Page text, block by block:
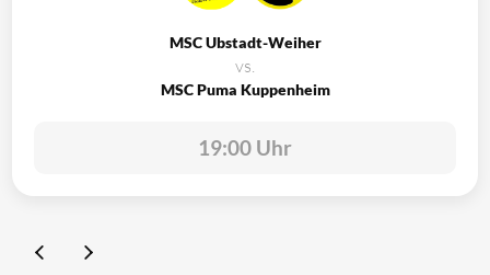
MSC Ubstadt-Weiher
vs.
MSC Puma Kuppenheim
19:00 Uhr